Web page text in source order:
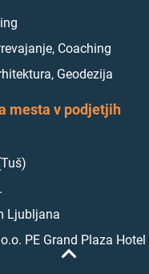
Coaching
Geodezija
mesta v podjetjih
Ljubljana
PE Grand Plaza Hotel